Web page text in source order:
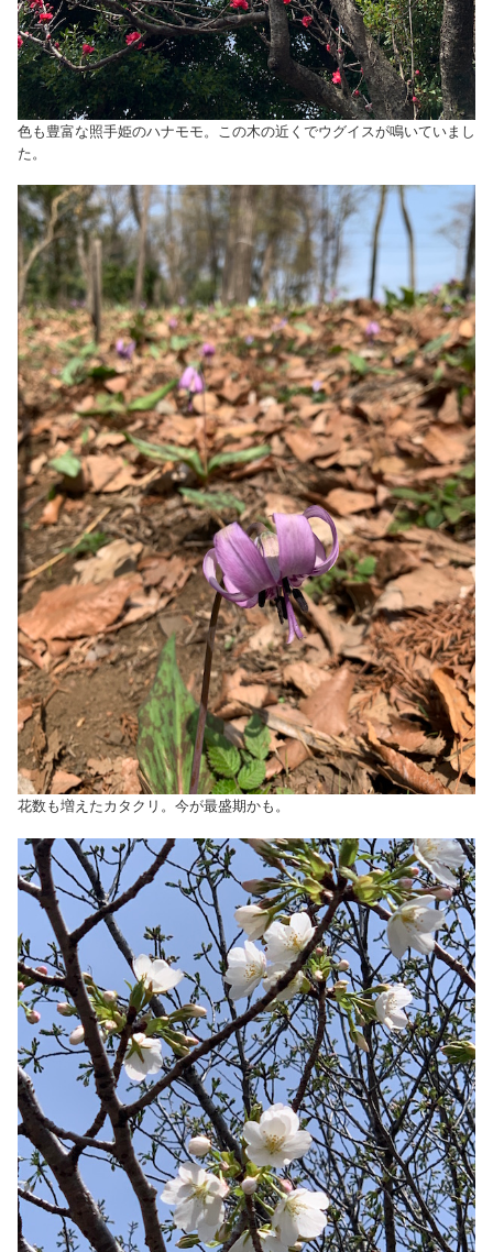
色も豊富な照手姫のハナモモ。この木の近くでウグイスが鳴いていまし
た。
花数も増えたカタクリ。今が最盛期かも。